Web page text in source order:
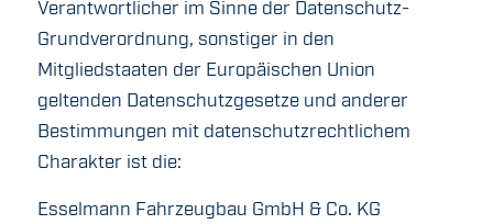
Verantwortlicher im Sinne der Datenschutz-
Grundverordnung, sonstiger in den
Mitgliedstaaten der Europäischen Union
geltenden Datenschutzgesetze und anderer
Bestimmungen mit datenschutzrechtlichem
Charakter ist die:
Esselmann Fahrzeugbau GmbH & Co. KG